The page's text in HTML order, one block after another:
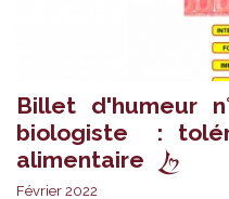
Billet d'humeur
biologiste :
alimentaire
Février 2022